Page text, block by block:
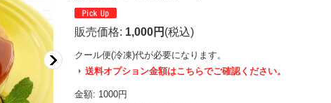
販売価格: 1,000円 (税込)
クール便(冷凍)代が必要になります。
送料オプション金額はこちらでご確認ください。
金額: 1000円